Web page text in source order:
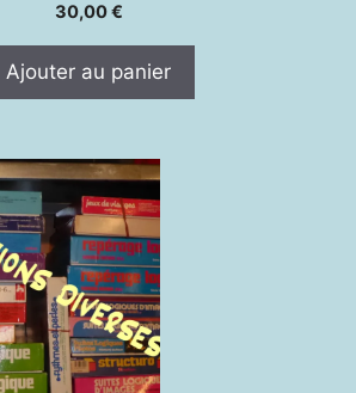
30,00€
Ajouter au panier